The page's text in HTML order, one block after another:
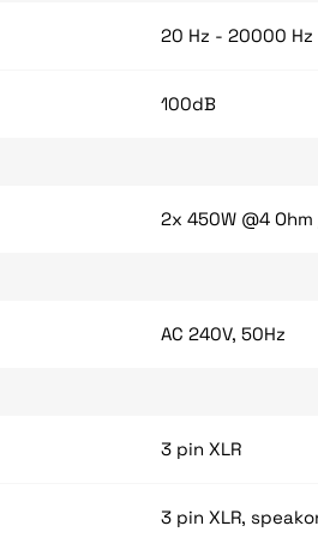
20 Hz - 20000 Hz
100dB
2x 450W @4
AC 240V, 50Hz
3 pin XLR
3 pin XLR,